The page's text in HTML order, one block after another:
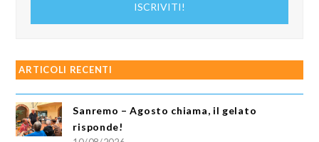
ISCRIVITI!
ARTICOLI RECENTI
Sanremo – Agosto chiama, il gelato
risponde!